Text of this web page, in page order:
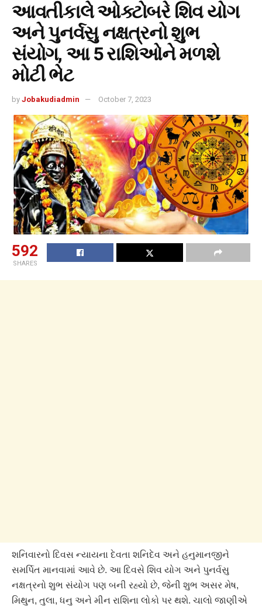
આવતીકાલે ઓક્ટોબરે શિવ યોગ
અને પુનર્વસુ નક્ષત્રનો શુભ
સંયોગ, આ 5 રાશિઓને મળશે
મોટી ભેટ
by Jobakudiadmin October 7, 2023
592
SHARES
શનિવારનો દિવસ ન્યાયના દેવતા શનિદેવ અને હનુમાનજીને
સમર્પિત માનવામાં આવે છે. આ દિવસે શિવ યોગ અને પુનર્વસુ
નક્ષત્રનો શુભ સંયોગ પણ બની રહ્યો છે, જેની શુભ અસર મેષ,
મિથુન, તુલા, ધનુ અને મીન રાશિના લોકો પર થશે. ચાલો જાણીએ